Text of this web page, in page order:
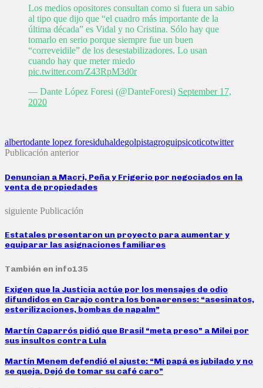
Los medios opositores consultan como si fuera un sabio
al tipo que dijo que “el cuadro más importante de la
última década” es Vidal y no Cristina. Sólo hay que
tomarlo en serio porque siempre fue un buen
“correveidile” de los desestabilizadores. Lo usan
cuando hay que meter miedo
pic.twitter.com/Z43RpM3d0r
— Dante López Foresi (@DanteForesi) September 17,
2020
albertodante lopez foresiduhaldegolpistagroguipsicoticotwitter
Publicación anterior
Denuncian a Macri, Peña y Frigerio por negociados en la
venta de propiedades
siguiente Publicación
Estatales presentaron un proyecto para aumentar y
equiparar las asignaciones familiares
También en info135
Exigen que la Justicia actúe por los mensajes de odio
difundidos en Carajo contra los bonaerenses: “asesinatos,
esterilizaciones, bombas de napalm”
Martín Caparrós pidió que Brasil “meta preso” a Milei por
sus insultos contra Lula
Martín Menem defendió el ajuste: “Mi papá es jubilado y no
se queja. Dejó de tomar su café caro”